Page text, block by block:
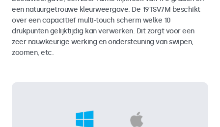
een natuurgetrouwe kleurweergave. De 19TSV7M beschikt
over een capacitief multi-touch scherm welke 10
drukpunten gelijktijdig kan verwerken. Dit zorgt voor een
zeer nauwkeurige werking en ondersteuning van swipen,
zoomen, etc.